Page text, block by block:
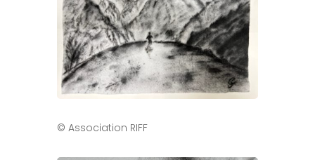
© Association RIFF